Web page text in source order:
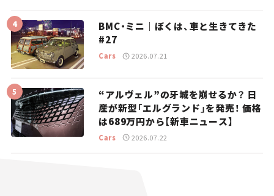
BMC・ミニ｜ぼくは、車と生きてきた
#27
Cars 2026.07.21
“アルヴェル”の牙城を崩せるか？ 日
産が新型「エルグランド」を発売！ 価格
は689万円から【新車ニュース】
Cars 2026.07.22